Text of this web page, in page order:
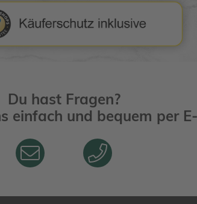
Du hast Fragen?
einfach und bequem per